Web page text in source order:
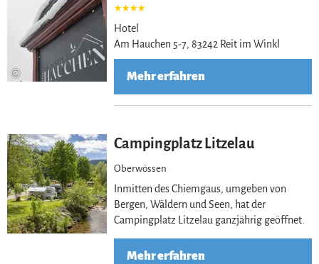
©
Hotel
Am Hauchen 5-7, 83242 Reit im Winkl
Mehr erfahren
Campingplatz Litzelau
Oberwössen
Inmitten des Chiemgaus, umgeben von
Bergen, Wäldern und Seen, hat der
Campingplatz Litzelau ganzjährig geöffnet.
Mehr erfahren